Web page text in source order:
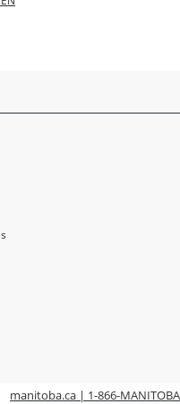
manitoba.ca | 1-866-MANITOBA